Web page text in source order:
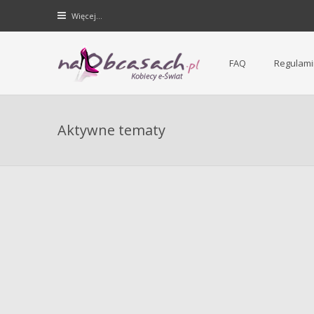
Więcej…
Forum dla kobiet | NaObcasach.pl
FAQ
Aktywne tematy